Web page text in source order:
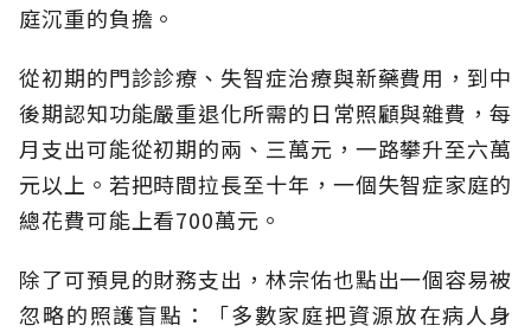
庭沉重的負擔。
從初期的門診診療、失智症治療與新藥費用，到中
後期認知功能嚴重退化所需的日常照顧與雜費，每
月支出可能從初期的兩、三萬元，一路攀升至六萬
元以上。若把時間拉長至十年，一個失智症家庭的
總花費可能上看700萬元。
除了可預見的財務支出，林宗佑也點出一個容易被
忽略的照護盲點：「多數家庭把資源放在病人身